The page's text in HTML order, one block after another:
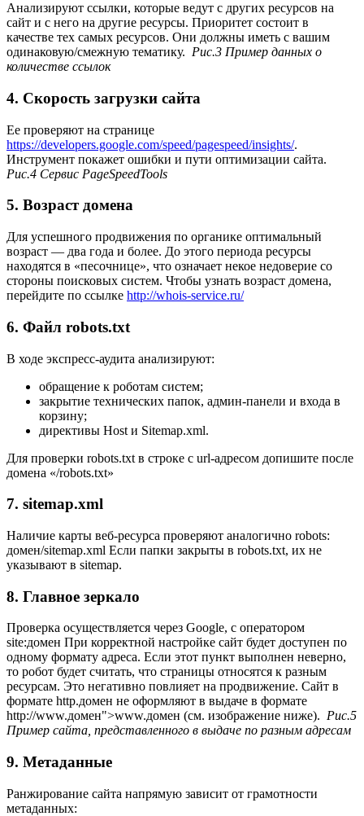
Анализируют ссылки, которые ведут с других ресурсов на
сайт и с него на другие ресурсы. Приоритет состоит в
качестве тех самых ресурсов. Они должны иметь с вашим
одинаковую/смежную тематику. Рис.3 Пример данных о
количестве ссылок
4. Скорость загрузки сайта
Ее проверяют на странице
https://developers.google.com/speed/pagespeed/insights/.
Инструмент покажет ошибки и пути оптимизации сайта.
Рис.4 Сервис PageSpeedTools
5. Возраст домена
Для успешного продвижения по органике оптимальный
возраст — два года и более. До этого периода ресурсы
находятся в «песочнице», что означает некое недоверие со
стороны поисковых систем. Чтобы узнать возраст домена,
перейдите по ссылке http://whois-service.ru/
6. Файл robots.txt
В ходе экспресс-аудита анализируют:
обращение к роботам систем;
закрытие технических папок, админ-панели и входа в
корзину;
директивы Host и Sitemap.xml.
Для проверки robots.txt в строке с url-адресом допишите после
домена «/robots.txt»
7. sitemap.xml
Наличие карты веб-ресурса проверяют аналогично robots:
домен/sitemap.xml Если папки закрыты в robots.txt, их не
указывают в sitemap.
8. Главное зеркало
Проверка осуществляется через Google, с оператором
site:домен При корректной настройке сайт будет доступен по
одному формату адреса. Если этот пункт выполнен неверно,
то робот будет считать, что страницы относятся к разным
ресурсам. Это негативно повлияет на продвижение. Сайт в
формате http.домен не оформляют в выдаче в формате
http://www.домен">www.домен (см. изображение ниже). Рис.5
Пример сайта, представленного в выдаче по разным адресам
9. Метаданные
Ранжирование сайта напрямую зависит от грамотности
метаданных: